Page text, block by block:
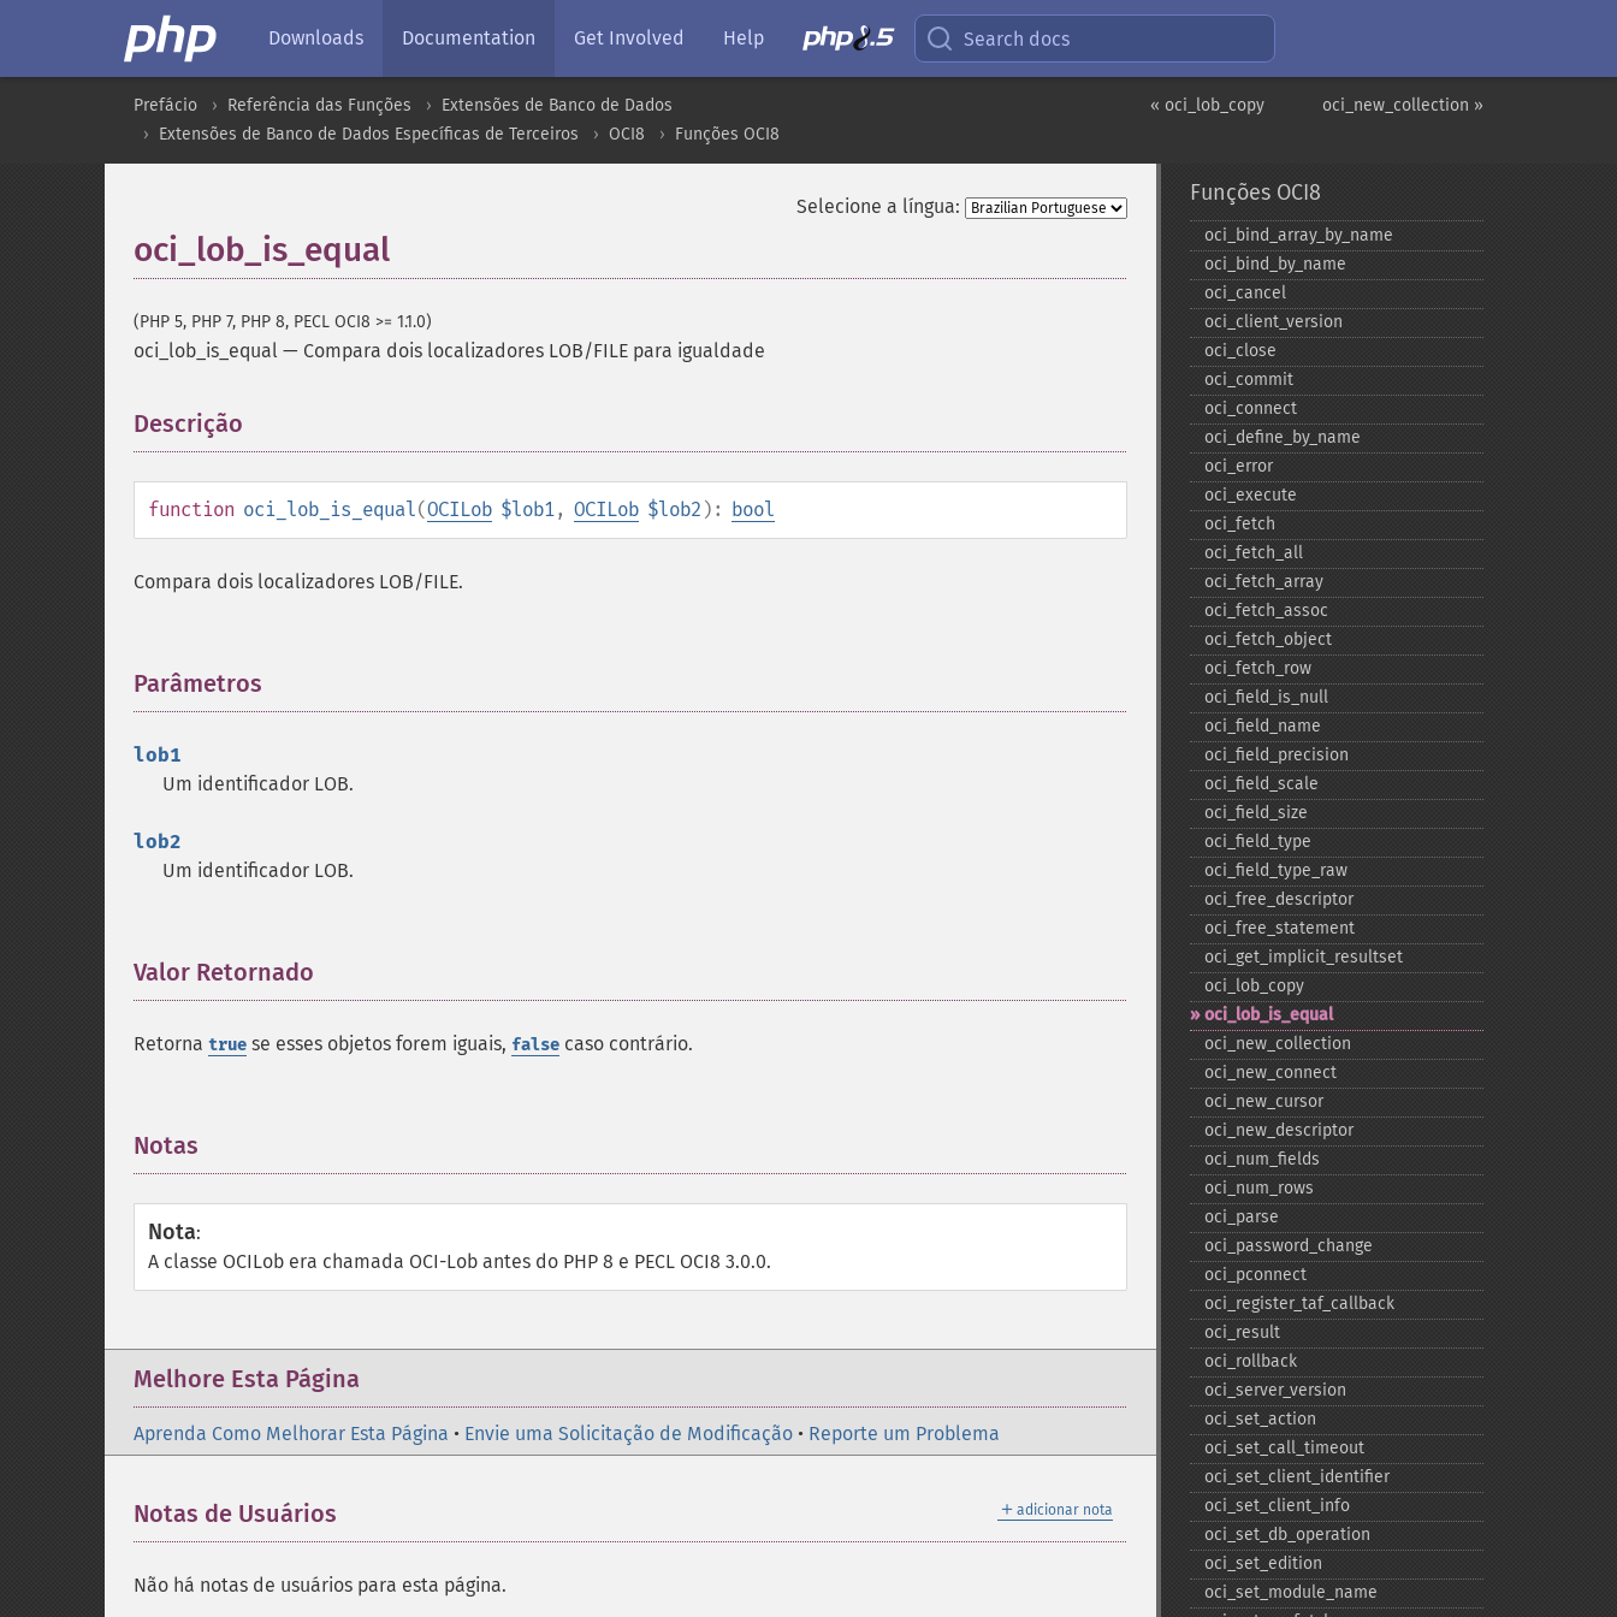
Downloads Documentation Get Involved Help Search docs
oci_new_collection »
« oci_lob_copy
Prefácio Referência das Funções
Extensões de Banco de Dados
Extensões de Banco de Dados Específicas de Terceiros
OCI8 Funções OCI8
Selecione a língua:
oci_lob_is_equal
(PHP 5, PHP 7, PHP 8, PECL OCI8 >= 1.1.0)
oci_lob_is_equal — Compara dois localizadores LOB/FILE para igualdade
Descrição
function oci_lob_is_equal(OCILob $lob1, OCILob $lob2 ): bool
Compara dois localizadores LOB/FILE.
Parâmetros
lob1
Um identificador LOB.
lob2
Um identificador LOB.
Valor Retornado
Retorna true se esses objetos forem iguais, false caso contrário.
Notas
Nota:
A classe OCILob era chamada OCI-Lob antes do PHP 8 e PECL OCI8 3.0.0.
Melhore Esta Página
Aprenda Como Melhorar Esta Página • Envie uma Solicitação de Modificação • Reporte um Problema
＋ adicionar nota
Notas de Usuários
Não há notas de usuários para esta página.
Funções OCI8
oci_​bind_​array_​by_​name
oci_​bind_​by_​name
oci_​cancel
oci_​client_​version
oci_​close
oci_​commit
oci_​connect
oci_​define_​by_​name
oci_​error
oci_​execute
oci_​fetch
oci_​fetch_​all
oci_​fetch_​array
oci_​fetch_​assoc
oci_​fetch_​object
oci_​fetch_​row
oci_​field_​is_​null
oci_​field_​name
oci_​field_​precision
oci_​field_​scale
oci_​field_​size
oci_​field_​type
oci_​field_​type_​raw
oci_​free_​descriptor
oci_​free_​statement
oci_​get_​implicit_​resultset
oci_​lob_​copy
oci_​lob_​is_​equal
oci_​new_​collection
oci_​new_​connect
oci_​new_​cursor
oci_​new_​descriptor
oci_​num_​fields
oci_​num_​rows
oci_​parse
oci_​password_​change
oci_​pconnect
oci_​register_​taf_​callback
oci_​result
oci_​rollback
oci_​server_​version
oci_​set_​action
oci_​set_​call_​timeout
oci_​set_​client_​identifier
oci_​set_​client_​info
oci_​set_​db_​operation
oci_​set_​edition
oci_​set_​module_​name